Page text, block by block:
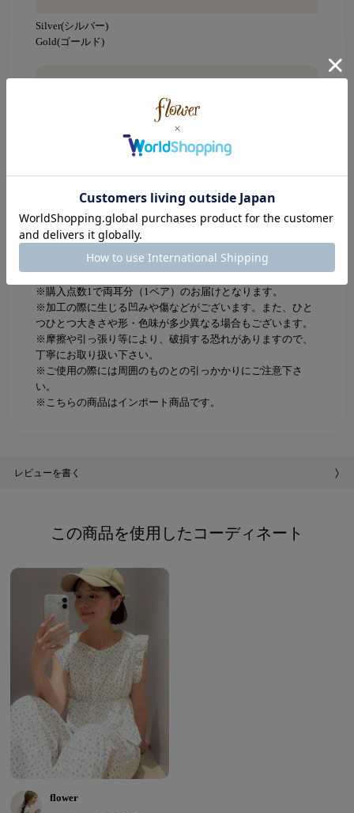
Silver(シルバー)
Gold(ゴールド)
ポスト：ステンレスポスト
ニッケルフリー加工
ATTENTION
※購入点数1で両耳分（1ペア）のお届けとなります。
※加工の際に生じる凹みや傷などがございます。また、ひと
つひとつ大きさや形・色味が多少異なる場合もございます。
※摩擦や引っ張り等により、破損する恐れがありますので、
丁寧にお取り扱い下さい。
※ご使用の際には周囲のものとの引っかかりにご注意下さ
い。
※こちらの商品はインポート商品です。
レビューを書く
この商品を使用したコーディネート
flower